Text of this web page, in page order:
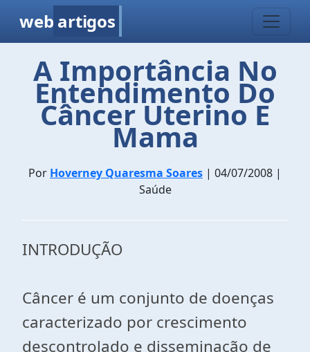
web artigos
A Importância No
Entendimento Do
Câncer Uterino E
Mama
Por Hoverney Quaresma Soares | 04/07/2008 |
Saúde
INTRODUÇÃO
Câncer é um conjunto de doenças
caracterizado por crescimento
descontrolado e disseminação de